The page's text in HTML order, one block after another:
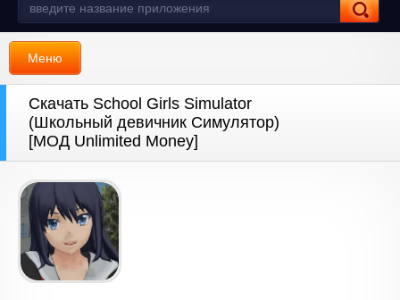
Меню
Скачать School Girls Simulator
(Школьный девичник Симулятор)
[МОД Unlimited Money]